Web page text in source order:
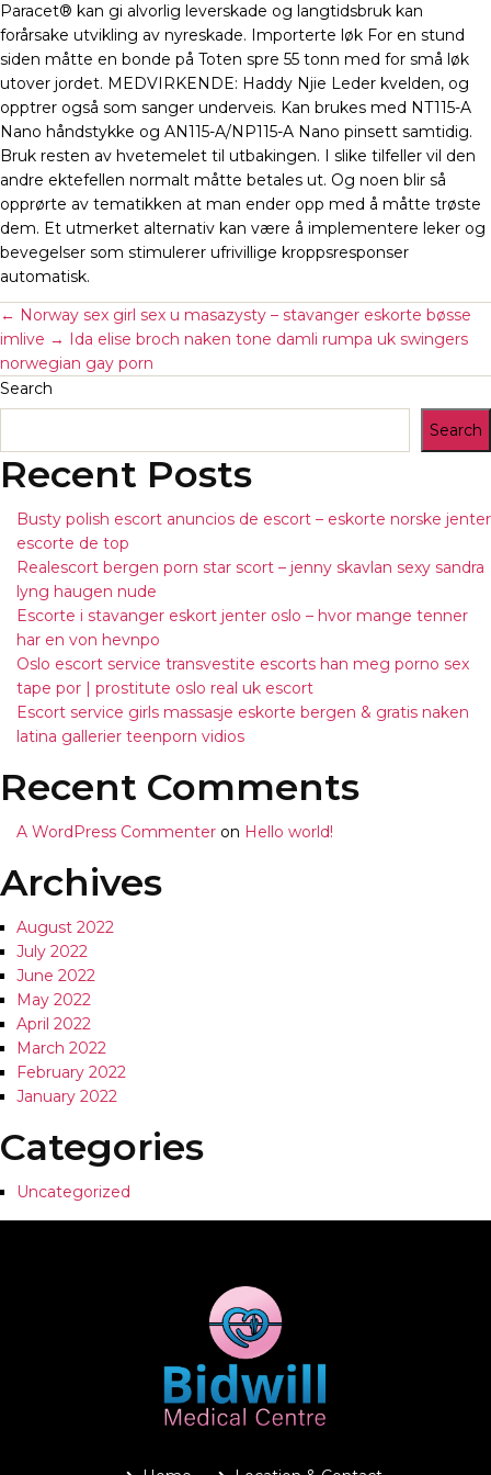
Paracet® kan gi alvorlig leverskade og langtidsbruk kan
forårsake utvikling av nyreskade. Importerte løk For en stund
siden måtte en bonde på Toten spre 55 tonn med for små løk
utover jordet. MEDVIRKENDE: Haddy Njie Leder kvelden, og
opptrer også som sanger underveis. Kan brukes med NT115-A
Nano håndstykke og AN115-A/NP115-A Nano pinsett samtidig.
Bruk resten av hvetemelet til utbakingen. I slike tilfeller vil den
andre ektefellen normalt måtte betales ut. Og noen blir så
opprørte av tematikken at man ender opp med å måtte trøste
dem. Et utmerket alternativ kan være å implementere leker og
bevegelser som stimulerer ufrivillige kroppsresponser
automatisk.
← Norway sex girl sex u masazysty – stavanger eskorte bøsse
imlive →
Ida elise broch naken tone damli rumpa uk swingers
norwegian gay porn
Search
Search
Recent Posts
Busty polish escort anuncios de escort – eskorte norske jenter
escorte de top
Realescort bergen porn star scort – jenny skavlan sexy sandra
lyng haugen nude
Escorte i stavanger eskort jenter oslo – hvor mange tenner
har en von hevnpo
Oslo escort service transvestite escorts han meg porno sex
tape por | prostitute oslo real uk escort
Escort service girls massasje eskorte bergen & gratis naken
latina gallerier teenporn vidios
Recent Comments
A WordPress Commenter on Hello world!
Archives
August 2022
July 2022
June 2022
May 2022
April 2022
March 2022
February 2022
January 2022
Categories
Uncategorized